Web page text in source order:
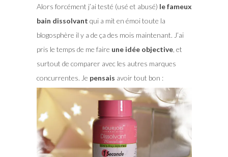
Alors forcément j’ai testé (usé et abusé) le fameux
bain dissolvant qui a mit en émoi toute la
blogosphère il y a de ça des mois maintenant. J’ai
pris le temps de me faire une idée objective, et
surtout de comparer avec les autres marques
concurrentes. Je pensais avoir tout bon :